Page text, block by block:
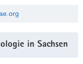
in Sachsen